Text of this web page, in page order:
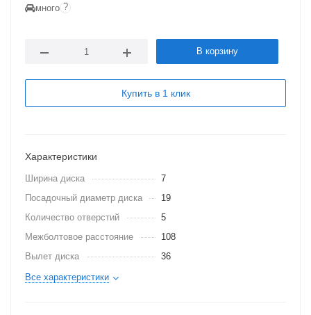
много ?
В корзину
Купить в 1 клик
Характеристики
Ширина диска
7
Посадочный диаметр диска
19
Количество отверстий
5
Межболтовое расстояние
108
Вылет диска
36
Все характеристики